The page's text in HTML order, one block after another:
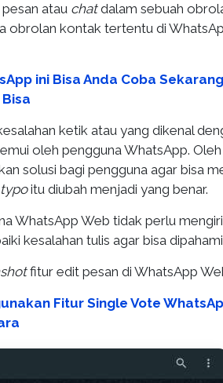
atau chatdalam sebuah
obrolan kontak tertentu di
ini Bisa Anda Coba
ketik atau yang dikenal
oleh pengguna WhatsApp.
solusi bagi pengguna agar bisa
typoitu diubah menjadi yang benar.
WhatsApp Web tidak perlu
kesalahan tulis agar bisa
fitur edit pesan di WhatsApp
Fitur Single Vote